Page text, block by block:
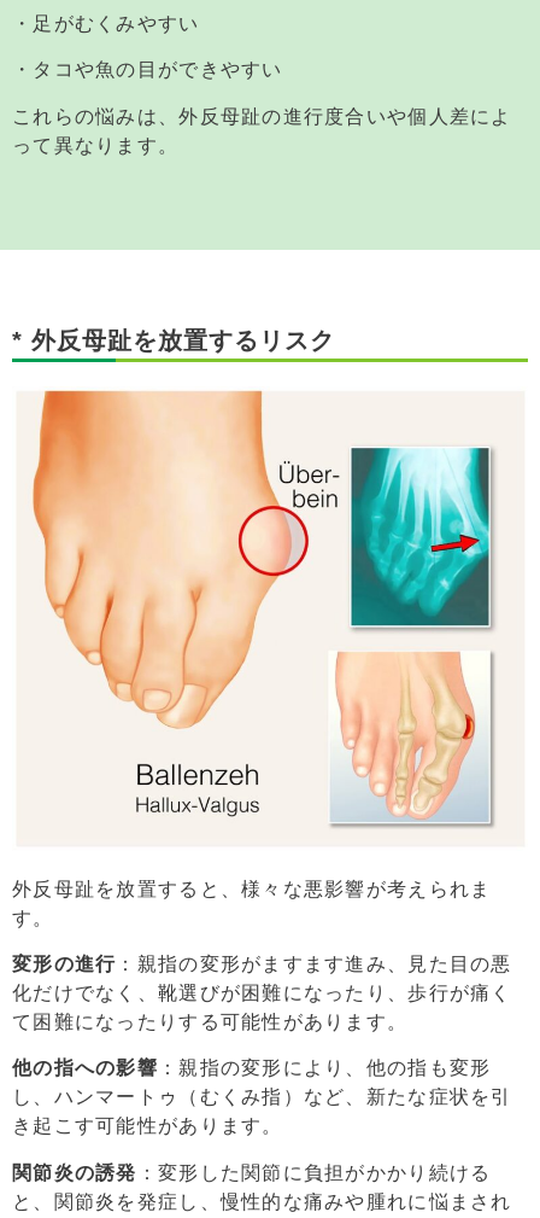
・足がむくみやすい
・タコや魚の目ができやすい
これらの悩みは、外反母趾の進行度合いや個人差によ
って異なります。
* 外反母趾を放置するリスク
外反母趾を放置すると、様々な悪影響が考えられま
す。
変形の進行 ：親指の変形がますます進み、見た目の悪
化だけでなく、靴選びが困難になったり、歩行が痛く
て困難になったりする可能性があります。
他の指への影響 ：親指の変形により、他の指も変形
し、ハンマートゥ（むくみ指）など、新たな症状を引
き起こす可能性があります。
関節炎の誘発 ：変形した関節に負担がかかり続ける
と、関節炎を発症し、慢性的な痛みや腫れに悩まされ